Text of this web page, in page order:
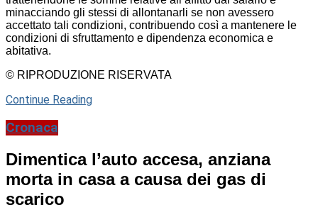
minacciando gli stessi di allontanarli se non avessero
accettato tali condizioni, contribuendo così a mantenere le
condizioni di sfruttamento e dipendenza economica e
abitativa.
© RIPRODUZIONE RISERVATA
Continue Reading
Cronaca
Dimentica l’auto accesa, anziana
morta in casa a causa dei gas di
scarico